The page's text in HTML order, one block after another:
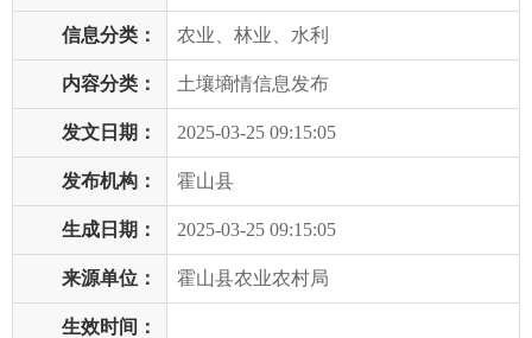
信息分类： 农业、林业、水利
内容分类： 土壤墒情信息发布
发文日期： 2025-03-25 09:15:05
发布机构： 霍山县
生成日期： 2025-03-25 09:15:05
来源单位： 霍山县农业农村局
生效时间：